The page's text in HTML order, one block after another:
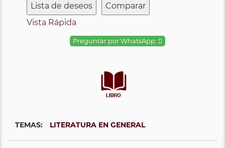
Lista de deseos
Comparar
Vista Rápida
Preguntar por WhatsApp:
TEMAS: LITERATURA EN GENERAL